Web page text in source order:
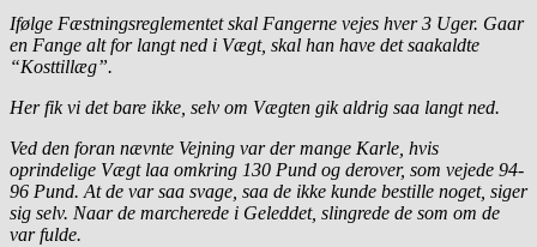
Ifølge Fæstningsreglementet skal Fangerne vejes hver 3 Uger. Gaar
en Fange alt for langt ned i Vægt, skal han have det saakaldte
“Kosttillæg”.
Her fik vi det bare ikke, selv om Vægten gik aldrig saa langt ned.
Ved den foran nævnte Vejning var der mange Karle, hvis
oprindelige Vægt laa omkring 130 Pund og derover, som vejede 94-
96 Pund. At de var saa svage, saa de ikke kunde bestille noget, siger
sig selv. Naar de marcherede i Geleddet, slingrede de som om de
var fulde.